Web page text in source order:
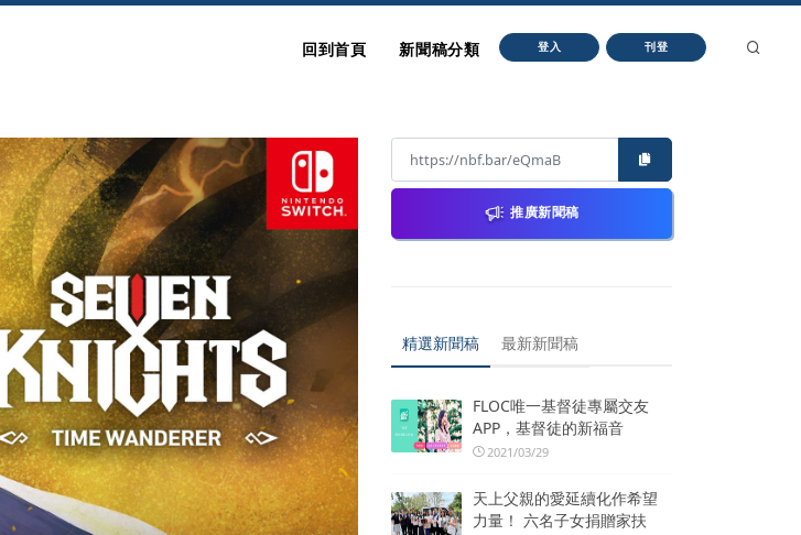
回到首頁 新聞稿分類 登入 刊登
推廣新聞稿
精選新聞稿 最新新聞稿
FLOC唯一基督徒專屬交友
APP，基督徒的新福音
2021/03/29
天上父親的愛延續化作希望
力量！ 六名子女捐贈家扶